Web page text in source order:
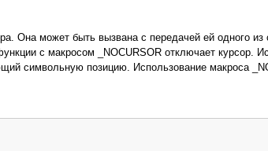
Она может быть вызвана с передачей ей одного
с макросом _NOCURSOR отключает курсор.
символьную позицию. Использование макроса